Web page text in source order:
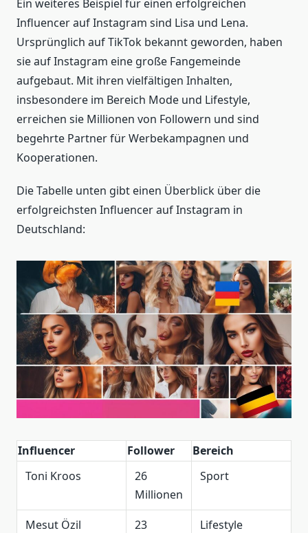
Ein weiteres Beispiel für einen erfolgreichen
Influencer auf Instagram sind Lisa und Lena.
Ursprünglich auf TikTok bekannt geworden, haben
sie auf Instagram eine große Fangemeinde
aufgebaut. Mit ihren vielfältigen Inhalten,
insbesondere im Bereich Mode und Lifestyle,
erreichen sie Millionen von Followern und sind
begehrte Partner für Werbekampagnen und
Kooperationen.
Die Tabelle unten gibt einen Überblick über die
erfolgreichsten Influencer auf Instagram in
Deutschland:
Influencer Follower
Bereich
Toni Kroos
26
Millionen
Sport
Mesut Özil
23
Lifestyle